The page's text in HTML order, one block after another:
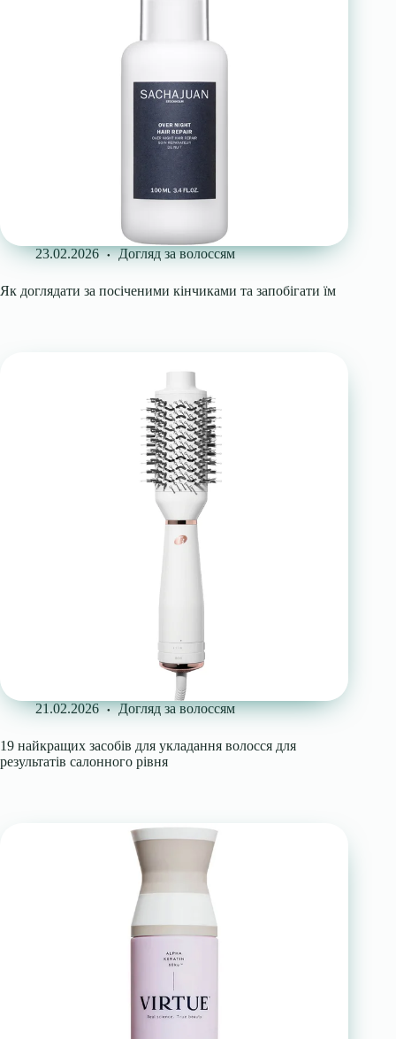
23.02.2026 Догляд за волоссям
Як доглядати за посіченими кінчиками та запобігати їм
21.02.2026 Догляд за волоссям
19 найкращих засобів для укладання волосся для
результатів салонного рівня